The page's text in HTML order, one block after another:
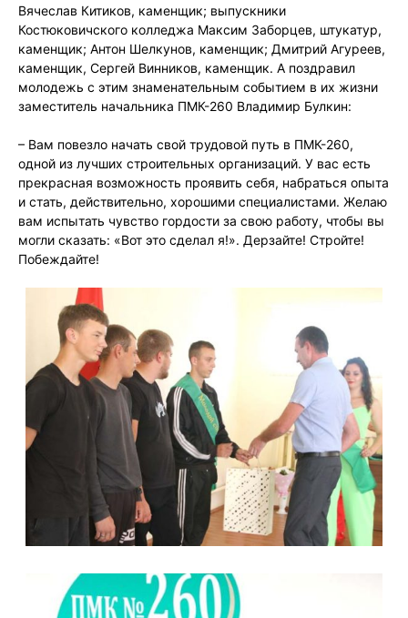
Вячеслав Китиков, каменщик; выпускники
Костюковичского колледжа Максим Заборцев, штукатур,
каменщик; Антон Шелкунов, каменщик; Дмитрий Агуреев,
каменщик, Сергей Винников, каменщик. А поздравил
молодежь с этим знаменательным событием в их жизни
заместитель начальника ПМК-260 Владимир Булкин:
– Вам повезло начать свой трудовой путь в ПМК-260,
одной из лучших строительных организаций. У вас есть
прекрасная возможность проявить себя, набраться опыта
и стать, действительно, хорошими специалистами. Желаю
вам испытать чувство гордости за свою работу, чтобы вы
могли сказать: «Вот это сделал я!». Дерзайте! Стройте!
Побеждайте!